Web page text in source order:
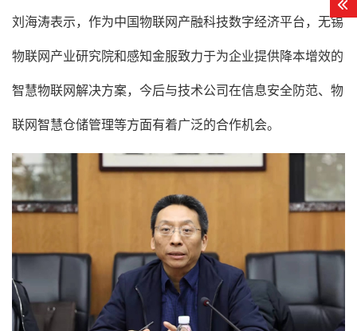
刘海涛表示，作为中国物联网产融科技数字经济平台，无锡
物联网产业研究院和感知金服致力于为企业提供降本增效的
智慧物联网解决方案，今后与技术公司在信息安全防范、物
联网智慧仓储管理等方面有着广泛的合作机会。